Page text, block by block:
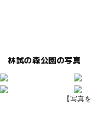
林試の森公園の写真
【写真